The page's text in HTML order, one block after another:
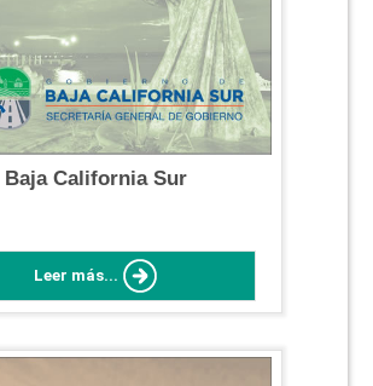
Baja California Sur
Leer más...